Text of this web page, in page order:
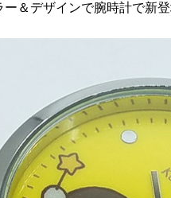
＆デザインで腕時計で新登